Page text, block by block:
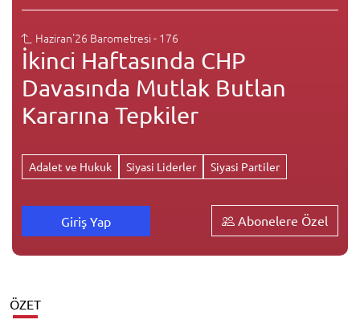
Haziran'26 Barometresi - 176
İkinci Haftasında CHP
Davasında Mutlak Butlan
Kararına Tepkiler
Adalet ve Hukuk Siyasi Liderler Siyasi Partiler
Giriş Yap Abonelere Özel
ÖZET